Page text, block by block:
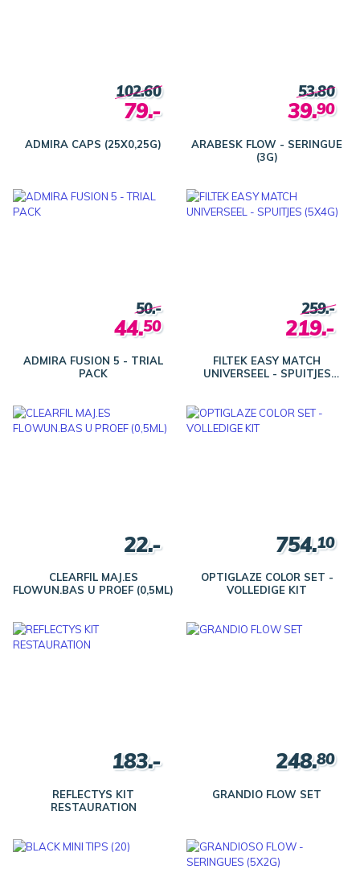
ADMIRA CAPS (25X0,25G)
102.60
79.-
ARABESK FLOW - SERINGUE
(3G)
53.80
39.90
ADMIRA FUSION 5 - TRIAL
PACK
50.-
44.50
FILTEK EASY MATCH
UNIVERSEEL - SPUITJES
259.-
219.-
CLEARFIL MAJ.ES
FLOWUN.BAS U PROEF (0,5ML)
22.-
OPTIGLAZE COLOR SET -
VOLLEDIGE KIT
754.10
REFLECTYS KIT
RESTAURATION
183.-
GRANDIO FLOW SET
248.80